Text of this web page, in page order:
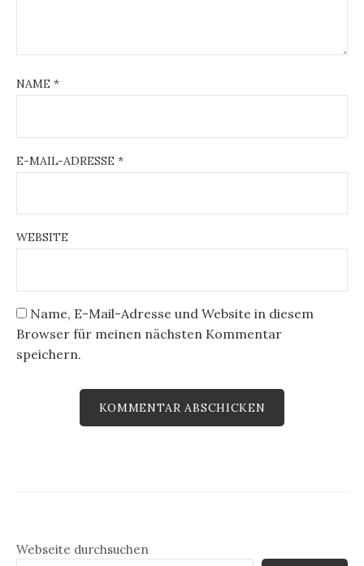
NAME *
E-MAIL-ADRESSE *
WEBSITE
Name, E-Mail-Adresse und Website in diesem
Browser für meinen nächsten Kommentar
speichern.
Webseite durchsuchen